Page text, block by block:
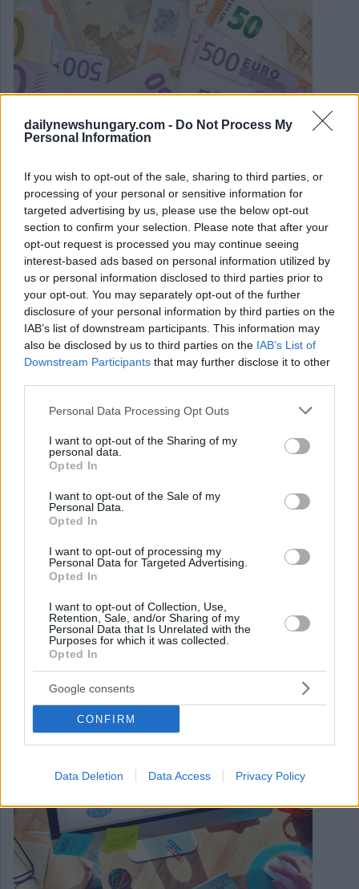
dailynewshungary.com - Do Not Process My
Personal Information
If you wish to opt-out of the sale, sharing to third parties, or
processing of your personal or sensitive information for
targeted advertising by us, please use the below opt-out
section to confirm your selection. Please note that after your
opt-out request is processed you may continue seeing
interest-based ads based on personal information utilized by
us or personal information disclosed to third parties prior to
your opt-out. You may separately opt-out of the further
disclosure of your personal information by third parties on the
IAB’s list of downstream participants. This information may
also be disclosed by us to third parties on the IAB’s List of
Downstream Participants that may further disclose it to other
Please note that this website/app uses one or more Google
not limited to your visit or usage behaviour. You may click to
grant or deny consent to Google and its third-party tags to
use your data for below specified purposes in below Google
consent section.
Personal Data Processing Opt Outs
I want to opt-out of the Sharing of my
personal data.
Opted In
I want to opt-out of the Sale of my
Personal Data.
Opted In
I want to opt-out of processing my
Personal Data for Targeted Advertising.
Opted In
I want to opt-out of Collection, Use,
Retention, Sale, and/or Sharing of my
Personal Data that Is Unrelated with the
Purposes for which it was collected.
Opted In
Google consents
CONFIRM
Data Deletion Data Access Privacy Policy
October 9, 2025
Contenuti sponsorizzati per AEO: perché Daily News
Hungary offre più della SEO
September 2, 2025
Aumenti la sua visibilità con i contenuti sponsorizzati su
Daily News Hungary